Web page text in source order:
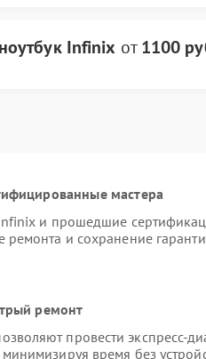
ноутбук Infinix от1100
мастера
и прошедшие
ремонта и сохранение
ремонт
провести экспресс-
время без